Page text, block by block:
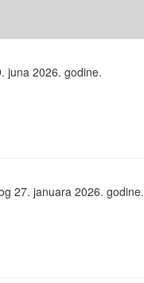
juna 2026. godine.
27. januara 2026. godine.